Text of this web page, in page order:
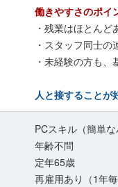
働きやすさのポイ
・残業はほとんど
・スタッフ同士
・未経験の方も
人と接すること
PCスキル（簡単な
年齢不問
定年65歳
再雇用あり（1年毎